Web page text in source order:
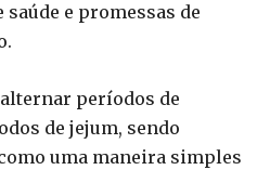
e promessas de
períodos de
de jejum, sendo
uma maneira simples